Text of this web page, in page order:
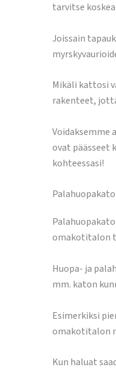
tarvitse koskea.
Joissain
Mikäli kattosi
rakenteet,
Voidaksemme
ovat päässeet
kohteessasi!
omakotitalon
Huopa- ja
mm. katon
Esimerkiksi
omakotitalon
Kun haluat